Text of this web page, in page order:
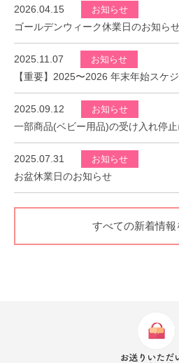
2026.04.15 お知らせ
ゴールデンウィーク休業日のお知ら
2025.11.07 お知らせ
【重要】2025〜2026 年末年始スケ
2025.09.12 お知らせ
一部商品(ベビー用品)の受け入れ停止
2025.07.31 お知らせ
お盆休業日のお知らせ
すべての新着情報